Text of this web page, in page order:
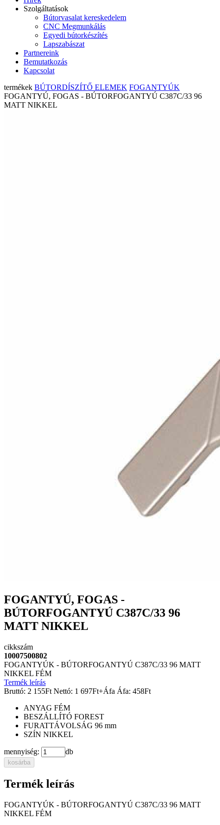
Szolgáltatások
Bútorvasalat kereskedelem
CNC Megmunkálás
Egyedi bútorkészítés
Lapszabászat
Partnereink
Bemutatkozás
Kapcsolat
termékek BÚTORDÍSZÍTŐ ELEMEK FOGANTYÚK
FOGANTYÚ, FOGAS - BÚTORFOGANTYÚ C387C/33 96
MATT NIKKEL
FOGANTYÚ, FOGAS -
BÚTORFOGANTYÚ C387C/33 96
MATT NIKKEL
cikkszám
10007500802
FOGANTYÚK - BÚTORFOGANTYÚ C387C/33 96 MATT
NIKKEL FÉM
Termék leírás
Bruttó: 2 155Ft Nettó: 1 697Ft+Áfa Áfa: 458Ft
ANYAG FÉM
BESZÁLLÍTÓ FOREST
FURATTÁVOLSÁG 96 mm
SZÍN NIKKEL
mennyiség: db
kosárba
Termék leírás
FOGANTYÚK - BÚTORFOGANTYÚ C387C/33 96 MATT
NIKKEL FÉM